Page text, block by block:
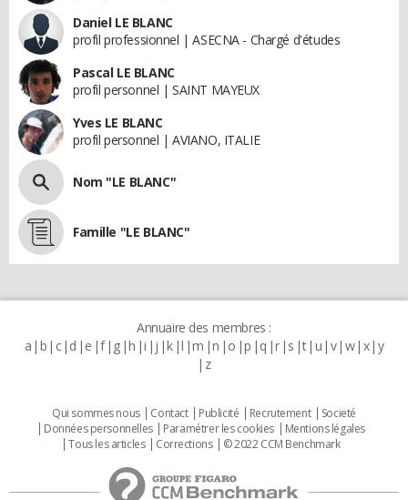
Daniel LE BLANC
profil professionnel | ASECNA - Chargé d'études
Pascal LE BLANC
profil personnel | SAINT MAYEUX
Yves LE BLANC
profil personnel | AVIANO, ITALIE
Nom "LE BLANC"
Famille "LE BLANC"
Annuaire des membres :
a b c d e f g h i j k l m n o p q r s t u v w x y
z
Qui sommes nous Contact Publicité Recrutement
Societé
Données personnelles
Paramétrer les cookies
Mentions légales
Tous les articles
Corrections © 2022 CCM Benchmark